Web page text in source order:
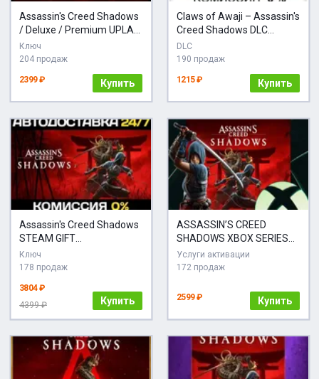
Assassin's Creed Shadows
/ Deluxe / Premium UPLAY
КЛЮЧ РФ+МИР
Ключ
204 продаж
2399 ₽ Купить
Claws of Awaji – Assassin's
Creed Shadows DLC
STEAM
DLC
190 продаж
1215 ₽ Купить
Assassin's Creed Shadows
STEAM GIFT
АВТОДОСТАВКА
Ключ
178 продаж
3804 ₽
4399 ₽
Купить
ASSASSIN’S CREED
SHADOWS XBOX SERIES
XS НА ВАШ АКАУНТ
Услуги активации
172 продаж
2599 ₽ Купить